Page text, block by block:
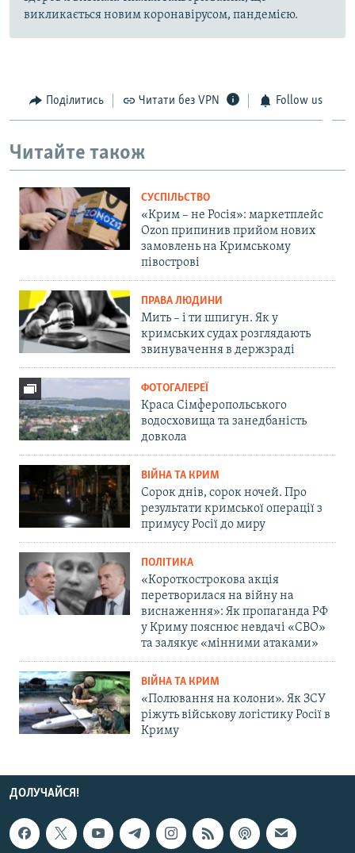
викликається новим коронавірусом, пандемією.
Поділитись Читати без VPN Follow us
Читайте також
СУСПІЛЬСТВО
«Крим – не Росія»: маркетплейс
Ozon припинив прийом нових
замовлень на Кримському
півострові
ПРАВА ЛЮДИНИ
Мить – і ти шпигун. Як у
кримських судах розглядають
звинувачення в держзраді
ФОТОГАЛЕРЕЇ
Краса Сімферопольського
водосховища та занедбаність
довкола
ВІЙНА ТА КРИМ
Сорок днів, сорок ночей. Про
результати кримської операції з
примусу Росії до миру
ПОЛІТИКА
«Короткострокова акція
перетворилася на війну на
виснаження»: Як пропаганда РФ
у Криму пояснює невдачі «СВО»
та залякує «мінними атаками»
ВІЙНА ТА КРИМ
«Полювання на колони». Як ЗСУ
ріжуть військову логістику Росії в
Криму
ДОЛУЧАЙСЯ!